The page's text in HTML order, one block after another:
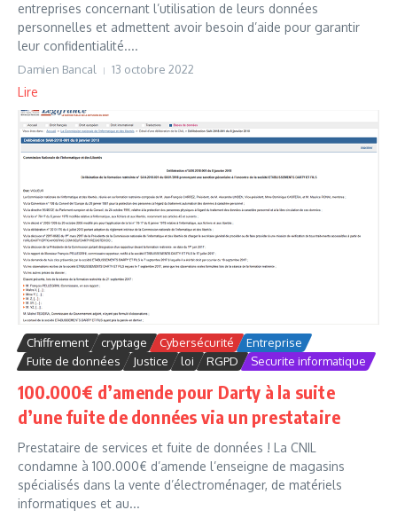
entreprises concernant l’utilisation de leurs données
personnelles et admettent avoir besoin d’aide pour garantir
leur confidentialité....
Damien Bancal 13 octobre 2022
Lire
Chiffrement cryptage Cybersécurité
Entreprise
Fuite de données
Justice loi RGPD Securite informatique
100.000€ d’amende pour Darty à la suite
d’une fuite de données via un prestataire
Prestataire de services et fuite de données ! La CNIL
condamne à 100.000€ d’amende l’enseigne de magasins
spécialisés dans la vente d’électroménager, de matériels
informatiques et au...